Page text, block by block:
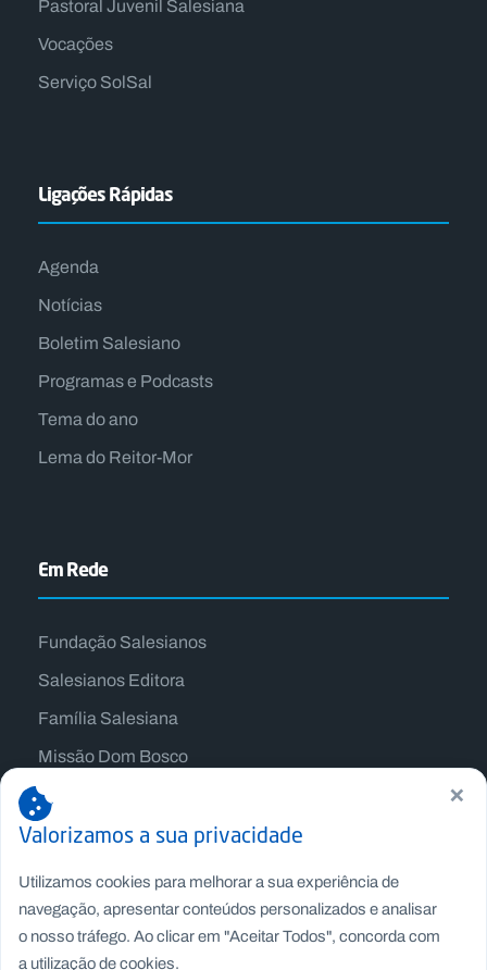
Pastoral Juvenil Salesiana
Vocações
Serviço SolSal
Ligações Rápidas
Agenda
Notícias
Boletim Salesiano
Programas e Podcasts
Tema do ano
Lema do Reitor-Mor
Em Rede
Fundação Salesianos
Salesianos Editora
Família Salesiana
Missão Dom Bosco
Jogos Nacionais Salesianos
×
Valorizamos a sua privacidade
Utilizamos cookies para melhorar a sua experiência de
navegação, apresentar conteúdos personalizados e analisar
o nosso tráfego. Ao clicar em "Aceitar Todos", concorda com
a utilização de cookies.